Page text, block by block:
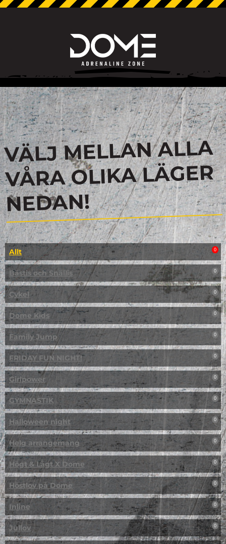
VÄLJ MELLAN ALLA
VÅRA OLIKA LÄGER
NEDAN!
Allt 0
Bästis och Snällis 0
Cykel 0
Dome Kids 0
Family Jump 0
FRIDAY FUN NIGHT! 0
Girlpower 0
GYMNASTIK 0
Halloween night 0
Helg arrangemang 0
Högt & Lågt X Dome 0
Höstlov på Dome 0
Inline 0
Jullov 0